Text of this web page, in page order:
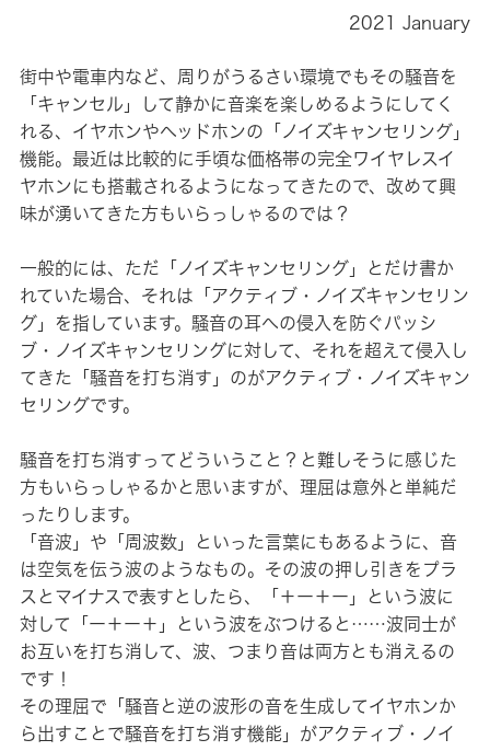
2021 January
街中や電車内など、周りがうるさい環境でもその騒音を
「キャンセル」して静かに音楽を楽しめるようにしてく
れる、イヤホンやヘッドホンの「ノイズキャンセリング」
機能。最近は比較的に手頃な価格帯の完全ワイヤレスイ
ヤホンにも搭載されるようになってきたので、改めて興
味が湧いてきた方もいらっしゃるのでは？
一般的には、ただ「ノイズキャンセリング」とだけ書か
れていた場合、それは「アクティブ・ノイズキャンセリン
グ」を指しています。騒音の耳への侵入を防ぐパッシ
ブ・ノイズキャンセリングに対して、それを超えて侵入し
てきた「騒音を打ち消す」のがアクティブ・ノイズキャン
セリングです。
騒音を打ち消すってどういうこと？と難しそうに感じた
方もいらっしゃるかと思いますが、理屈は意外と単純だ
ったりします。
「音波」や「周波数」といった言葉にもあるように、音
は空気を伝う波のようなもの。その波の押し引きをプラ
スとマイナスで表すとしたら、「＋ー＋ー」という波に
対して「ー＋ー＋」という波をぶつけると……波同士が
お互いを打ち消して、波、つまり音は両方とも消えるの
です！
その理屈で「騒音と逆の波形の音を生成してイヤホンか
ら出すことで騒音を打ち消す機能」がアクティブ・ノイ